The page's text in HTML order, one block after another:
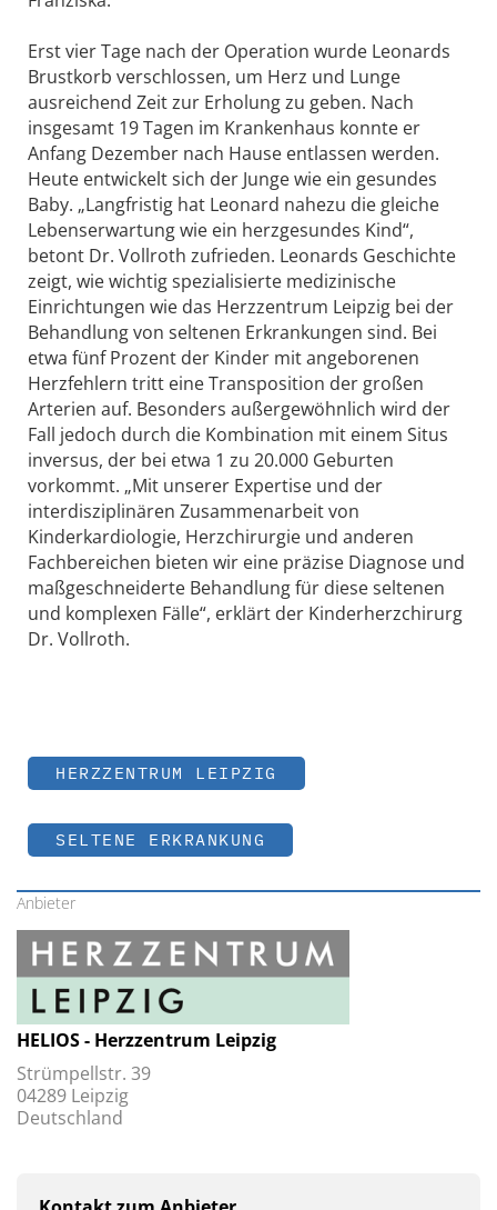
Erst vier Tage nach der Operation wurde Leonards
Brustkorb verschlossen, um Herz und Lunge
ausreichend Zeit zur Erholung zu geben. Nach
insgesamt 19 Tagen im Krankenhaus konnte er
Anfang Dezember nach Hause entlassen werden.
Heute entwickelt sich der Junge wie ein gesundes
Baby. „Langfristig hat Leonard nahezu die gleiche
Lebenserwartung wie ein herzgesundes Kind“,
betont Dr. Vollroth zufrieden. Leonards Geschichte
zeigt, wie wichtig spezialisierte medizinische
Einrichtungen wie das Herzzentrum Leipzig bei der
Behandlung von seltenen Erkrankungen sind. Bei
etwa fünf Prozent der Kinder mit angeborenen
Herzfehlern tritt eine Transposition der großen
Arterien auf. Besonders außergewöhnlich wird der
Fall jedoch durch die Kombination mit einem Situs
inversus, der bei etwa 1 zu 20.000 Geburten
vorkommt. „Mit unserer Expertise und der
interdisziplinären Zusammenarbeit von
Kinderkardiologie, Herzchirurgie und anderen
Fachbereichen bieten wir eine präzise Diagnose und
maßgeschneiderte Behandlung für diese seltenen
und komplexen Fälle“, erklärt der Kinderherzchirurg
Dr. Vollroth.
HERZZENTRUM LEIPZIG
SELTENE ERKRANKUNG
Anbieter
HELIOS - Herzzentrum Leipzig
Strümpellstr. 39
04289 Leipzig
Deutschland